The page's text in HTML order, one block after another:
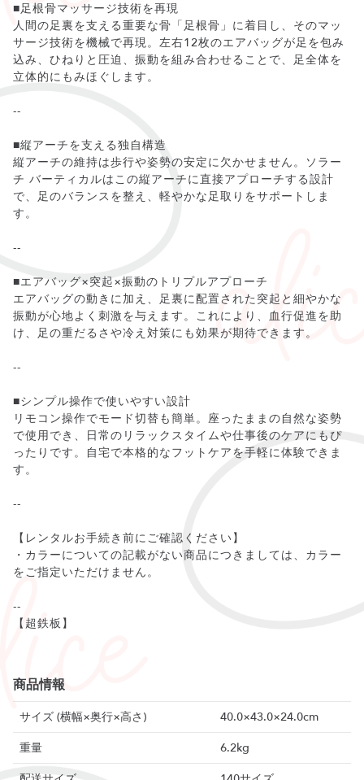
■足根骨マッサージ技術を再現
人間の足裏を支える重要な骨「足根骨」に着目し、そのマッ
サージ技術を機械で再現。左右12枚のエアバッグが足を包み
込み、ひねりと圧迫、振動を組み合わせることで、足全体を
立体的にもみほぐします。
--
■縦アーチを支える独自構造
縦アーチの維持は歩行や姿勢の安定に欠かせません。ソラー
チ バーティカルはこの縦アーチに直接アプローチする設計
で、足のバランスを整え、軽やかな足取りをサポートしま
す。
--
■エアバッグ×突起×振動のトリプルアプローチ
エアバッグの動きに加え、足裏に配置された突起と細やかな
振動が心地よく刺激を与えます。これにより、血行促進を助
け、足の重だるさや冷え対策にも効果が期待できます。
--
■シンプル操作で使いやすい設計
リモコン操作でモード切替も簡単。座ったままの自然な姿勢
で使用でき、日常のリラックスタイムや仕事後のケアにもぴ
ったりです。自宅で本格的なフットケアを手軽に体験できま
す。
--
【レンタルお手続き前にご確認ください】
・カラーについての記載がない商品につきましては、カラー
をご指定いただけません。
--
【超鉄板】
商品情報
サイズ (横幅×奥行×高さ)
40.0×43.0×24.0cm
重量
6.2kg